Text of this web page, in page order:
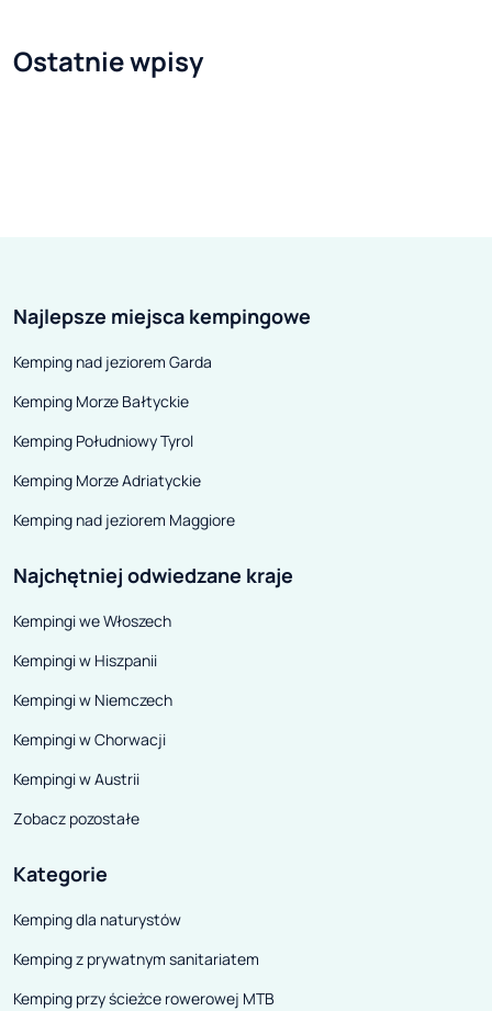
współczuł zziębniętej i głodnej
baśni Andersena nauczyli się
zepsute, na przedmioty tylko
pozornie martwe.
Ostatnie wpisy
Najlepsze miejsca kempingowe
Kemping nad jeziorem Garda
Kemping Morze Bałtyckie
Kemping Południowy Tyrol
Kemping Morze Adriatyckie
Kemping nad jeziorem Maggiore
Najchętniej odwiedzane kraje
Kempingi we Włoszech
Kempingi w Hiszpanii
Kempingi w Niemczech
Kempingi w Chorwacji
Kempingi w Austrii
Zobacz pozostałe
Kategorie
Kemping dla naturystów
Kemping z prywatnym sanitariatem
Kemping przy ścieżce rowerowej MTB